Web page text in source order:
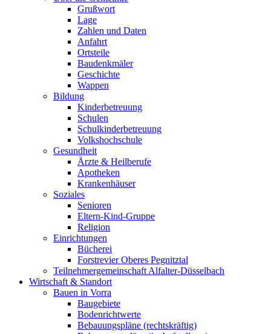
Grußwort
Lage
Zahlen und Daten
Anfahrt
Ortsteile
Baudenkmäler
Geschichte
Wappen
Bildung
Kinderbetreuung
Schulen
Schulkinderbetreuung
Volkshochschule
Gesundheit
Ärzte & Heilberufe
Apotheken
Krankenhäuser
Soziales
Senioren
Eltern-Kind-Gruppe
Religion
Einrichtungen
Bücherei
Forstrevier Oberes Pegnitztal
Teilnehmergemeinschaft Alfalter-Düsselbach
Wirtschaft & Standort
Bauen in Vorra
Baugebiete
Bodenrichtwerte
Bebauungspläne (rechtskräftig)